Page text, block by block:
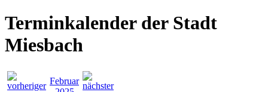
Terminkalender der Stadt
Miesbach
Februar